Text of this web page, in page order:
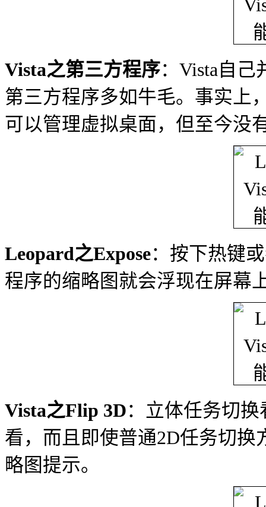
Vista之第三方程序：Vista自
第三方程序多如牛毛。事实上
可以管理虚拟桌面，但至今没
Leopard之Expose：按下热键
程序的缩略图就会浮现在屏幕
Vista之Flip 3D：立体任务切
看，而且即使普通2D任务切
略图提示。